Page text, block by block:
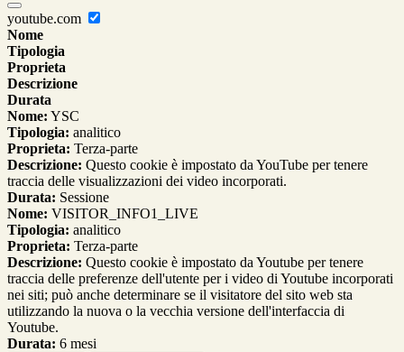
youtube.com
Nome
Tipologia
Proprieta
Descrizione
Durata
Nome: YSC
Tipologia: analitico
Proprieta: Terza-parte
Descrizione: Questo cookie è impostato da YouTube per tenere
traccia delle visualizzazioni dei video incorporati.
Durata: Sessione
Nome: VISITOR_INFO1_LIVE
Tipologia: analitico
Proprieta: Terza-parte
Descrizione: Questo cookie è impostato da Youtube per tenere
traccia delle preferenze dell'utente per i video di Youtube incorporati
nei siti; può anche determinare se il visitatore del sito web sta
utilizzando la nuova o la vecchia versione dell'interfaccia di
Youtube.
Durata: 6 mesi